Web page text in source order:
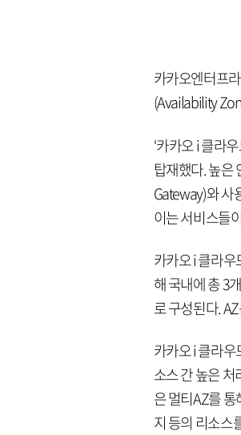
카카오엔터프
(Availability
‘카카오 i 클라
탑재했다. 높은
Gateway)와 사
이는 서비스들
카카오 i 클라
해 국내에 총 3
로 구성된다.
카카오 i 클라
소스 간 높은
은 멀티AZ를
지 등의 리소스